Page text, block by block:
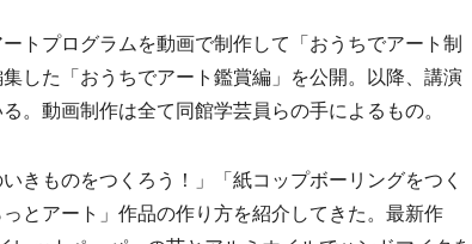
トプログラムを動画で制作して「おうちでアート制
した「おうちでアート鑑賞編」を公開。以降、講演
。動画制作は全て同館学芸員らの手によるもの。
きものをつくろう！」「紙コップボーリングをつく
とアート」作品の作り方を紹介してきた。最新作